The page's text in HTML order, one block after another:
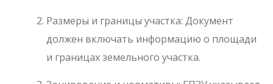
Размеры и границы участка: Документ
должен включать информацию о площади
и границах земельного участка.